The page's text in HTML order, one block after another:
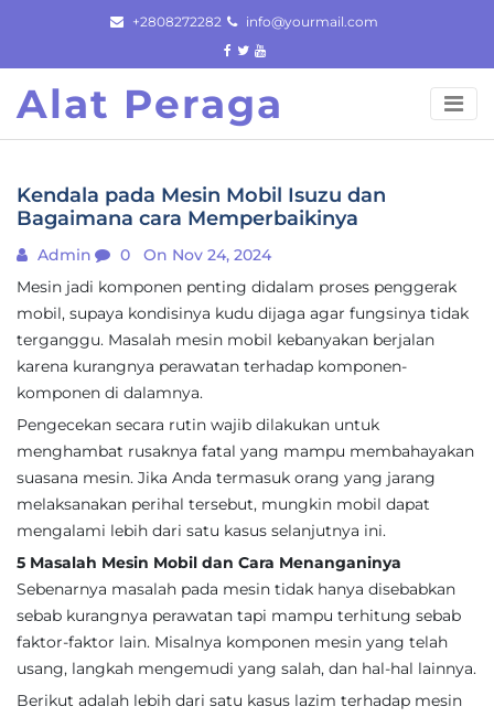
content
+2808272282 info@yourmail.com
Alat Peraga
Kendala pada Mesin Mobil Isuzu dan
Bagaimana cara Memperbaikinya
Admin 0
On Nov 24, 2024
Mesin jadi komponen penting didalam proses penggerak
mobil, supaya kondisinya kudu dijaga agar fungsinya tidak
terganggu. Masalah mesin mobil kebanyakan berjalan
karena kurangnya perawatan terhadap komponen-
komponen di dalamnya.
Pengecekan secara rutin wajib dilakukan untuk
menghambat rusaknya fatal yang mampu membahayakan
suasana mesin. Jika Anda termasuk orang yang jarang
melaksanakan perihal tersebut, mungkin mobil dapat
mengalami lebih dari satu kasus selanjutnya ini.
5 Masalah Mesin Mobil dan Cara Menanganinya
Sebenarnya masalah pada mesin tidak hanya disebabkan
sebab kurangnya perawatan tapi mampu terhitung sebab
faktor-faktor lain. Misalnya komponen mesin yang telah
usang, langkah mengemudi yang salah, dan hal-hal lainnya.
Berikut adalah lebih dari satu kasus lazim terhadap mesin